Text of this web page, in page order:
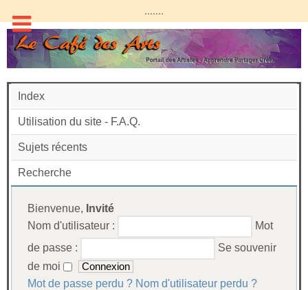
.......
Index
Utilisation du site - F.A.Q.
Sujets récents
Recherche
Bienvenue, Invité
Nom d'utilisateur :
Mot
de passe :
Se souvenir
de moi
Mot de passe perdu ? Nom d'utilisateur perdu ?